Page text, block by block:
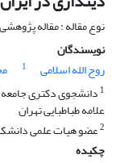
نوع مقاله : مقاله پژوهشی
نویسندگان
روح الله اسلامی
1
1 دانشجوی دکتری
علامه طباطبایی تهران
2عضو هیات علمی
چکیده